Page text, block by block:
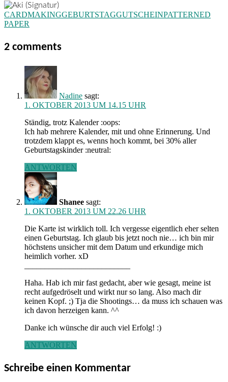
CARDMAKINGGEBURTSTAGGUTSCHEINPATTERNED
PAPER
2 comments
Nadine sagt:
1. OKTOBER 2013 UM 14.15 UHR
Ständig, trotz Kalender :oops:
Ich hab mehrere Kalender, mit und ohne Erinnerung. Und
trotzdem klappt es, wenns hoch kommt, bei 30% aller
Geburtstagskinder :neutral:
ANTWORTEN
Shanee sagt:
1. OKTOBER 2013 UM 22.26 UHR
Die Karte ist wirklich toll. Ich vergesse eigentlich eher selten
einen Geburtstag. Ich glaub bis jetzt noch nie… ich bin mir
höchstens unsicher mit dem Datum und erkundige mich
heimlich vorher. xD
Haha. Hab ich mir fast gedacht, aber wie gesagt, meine ist
recht aufgedröselt und wirkt nur so lang. Also mach dir
keinen Kopf. ;) Tja die Shootings… da muss ich schauen was
ich davon herzeigen kann. ^^
Danke ich wünsche dir auch viel Erfolg! :)
ANTWORTEN
Schreibe einen Kommentar